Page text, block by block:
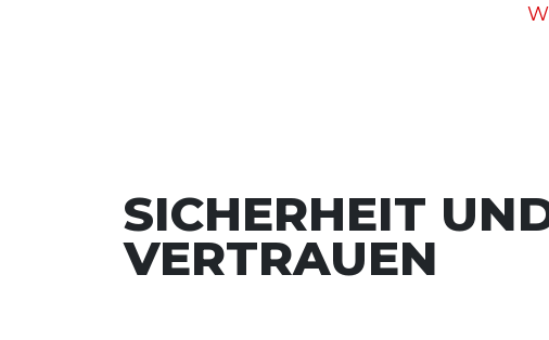
SICHERHEIT
VERTRAUEN